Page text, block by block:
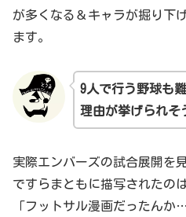
が多くなる＆キャラが掘り下
ます。
9人で行う野球も
理由が挙げられそ
実際エンバーズの試合展開を
ですらまともに描写されたの
「フットサル漫画だったんか